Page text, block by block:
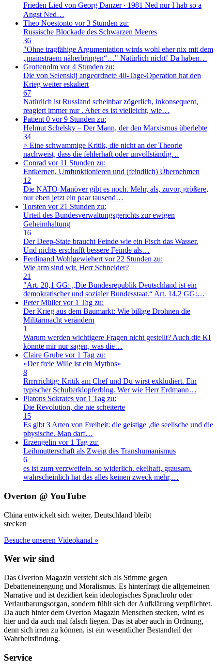
Frieden Lied von Georg Danzer ‧ 1981 Ned nur I hab so a
Angst Ned…
Theo Noestonto vor 3 Stunden zu:
Russische Blockade des Schwarzen Meeres
36
"Ohne tragfähige Argumentation wirds wohl eher nix mit dem
„mainstraem näherbringen“…" Natürlich nicht! Da haben…
Grottenolm vor 4 Stunden zu:
Die von Selenskij angeordnete 40-Tage-Operation hat den
Krieg weiter eskaliert
67
Natürlich ist Russland scheinbar zögerlich, inkonsequent,
reagiert immer nur . Aber es ist vielleicht, wie…
Patient 0 vor 9 Stunden zu:
Helmut Schelsky – Der Mann, der den Marxismus überlebte
34
> Eine schwammige Kritik, die nicht an der Theorie
nachweist, dass die fehlerhaft oder unvollständig…
Conrad vor 11 Stunden zu:
Entkernen, Umfunktionieren und (feindlich) Übernehmen
12
Die NATO-Manöver gibt es noch. Mehr, als, zuvor, größere,
nur eben jetzt ein paar tausend…
Torsten vor 21 Stunden zu:
Urteil des Bundesverwaltungsgerichts zur ewigen
Geheimhaltung
16
Der Deep-State braucht Feinde wie ein Fisch das Wasser.
Und nichts erschafft bessere Feinde als…
Ferdinand Wohlgewiehert vor 22 Stunden zu:
Wie arm sind wir, Herr Schneider?
21
"Art. 20,1 GG: „Die Bundesrepublik Deutschland ist ein
demokratischer und sozialer Bundesstaat.“ Art. 14,2 GG:…
Peter Müllervor 1 Tag zu:
Der Krieg aus dem Baumarkt: Wie billige Drohnen die
Militärmacht verändern
1
Warum werden wichtigere Fragen nicht gestellt? Auch die KI
könnte mir nur sagen, was die…
Claire Grube vor 1 Tag zu:
»Der freie Wille ist ein Mythos«
8
Rrrrrrichtig: Kritik am Chef und Du wirst exkludiert. Ein
typischer Schulterklopferblog. Wer wie Herr Erdmann…
Platons Sokrates vor 1 Tag zu:
Die Revolution, die nie scheiterte
15
Es gibt 3 Arten von Freiheit: die geistige ,die seelische und die
physische. Man darf…
Erzengelin vor 1 Tag zu:
Leihmutterschaft als Zweig des Transhumanismus
6
es ist zum verzweifeln. so widerlich. ekelhaft, grausam.
wahrscheinlich hat das alles keinen zweck mehr,…
Overton @ YouTube
China entwickelt sich weiter, Deutschland bleibt
stecken
Besuche unseren Videokanal »
Wer wir sind
Das Overton Magazin versteht sich als Stimme gegen
Debatteneinengung und Moralismus. Es hinterfragt die allgemeinen
Narrative und ist dezidiert kein ideologisches Sprachrohr oder
Verlautbarungsorgan, sondern fühlt sich der Aufklärung verpflichtet.
Da auch hinter dem Overton Magazin Menschen stecken, wird es
hier und da auch mal falsch liegen. Das ist aber auch in Ordnung,
denn sich irren zu können, ist ein wesentlicher Bestandteil der
Wahrheitsfindung.
Service